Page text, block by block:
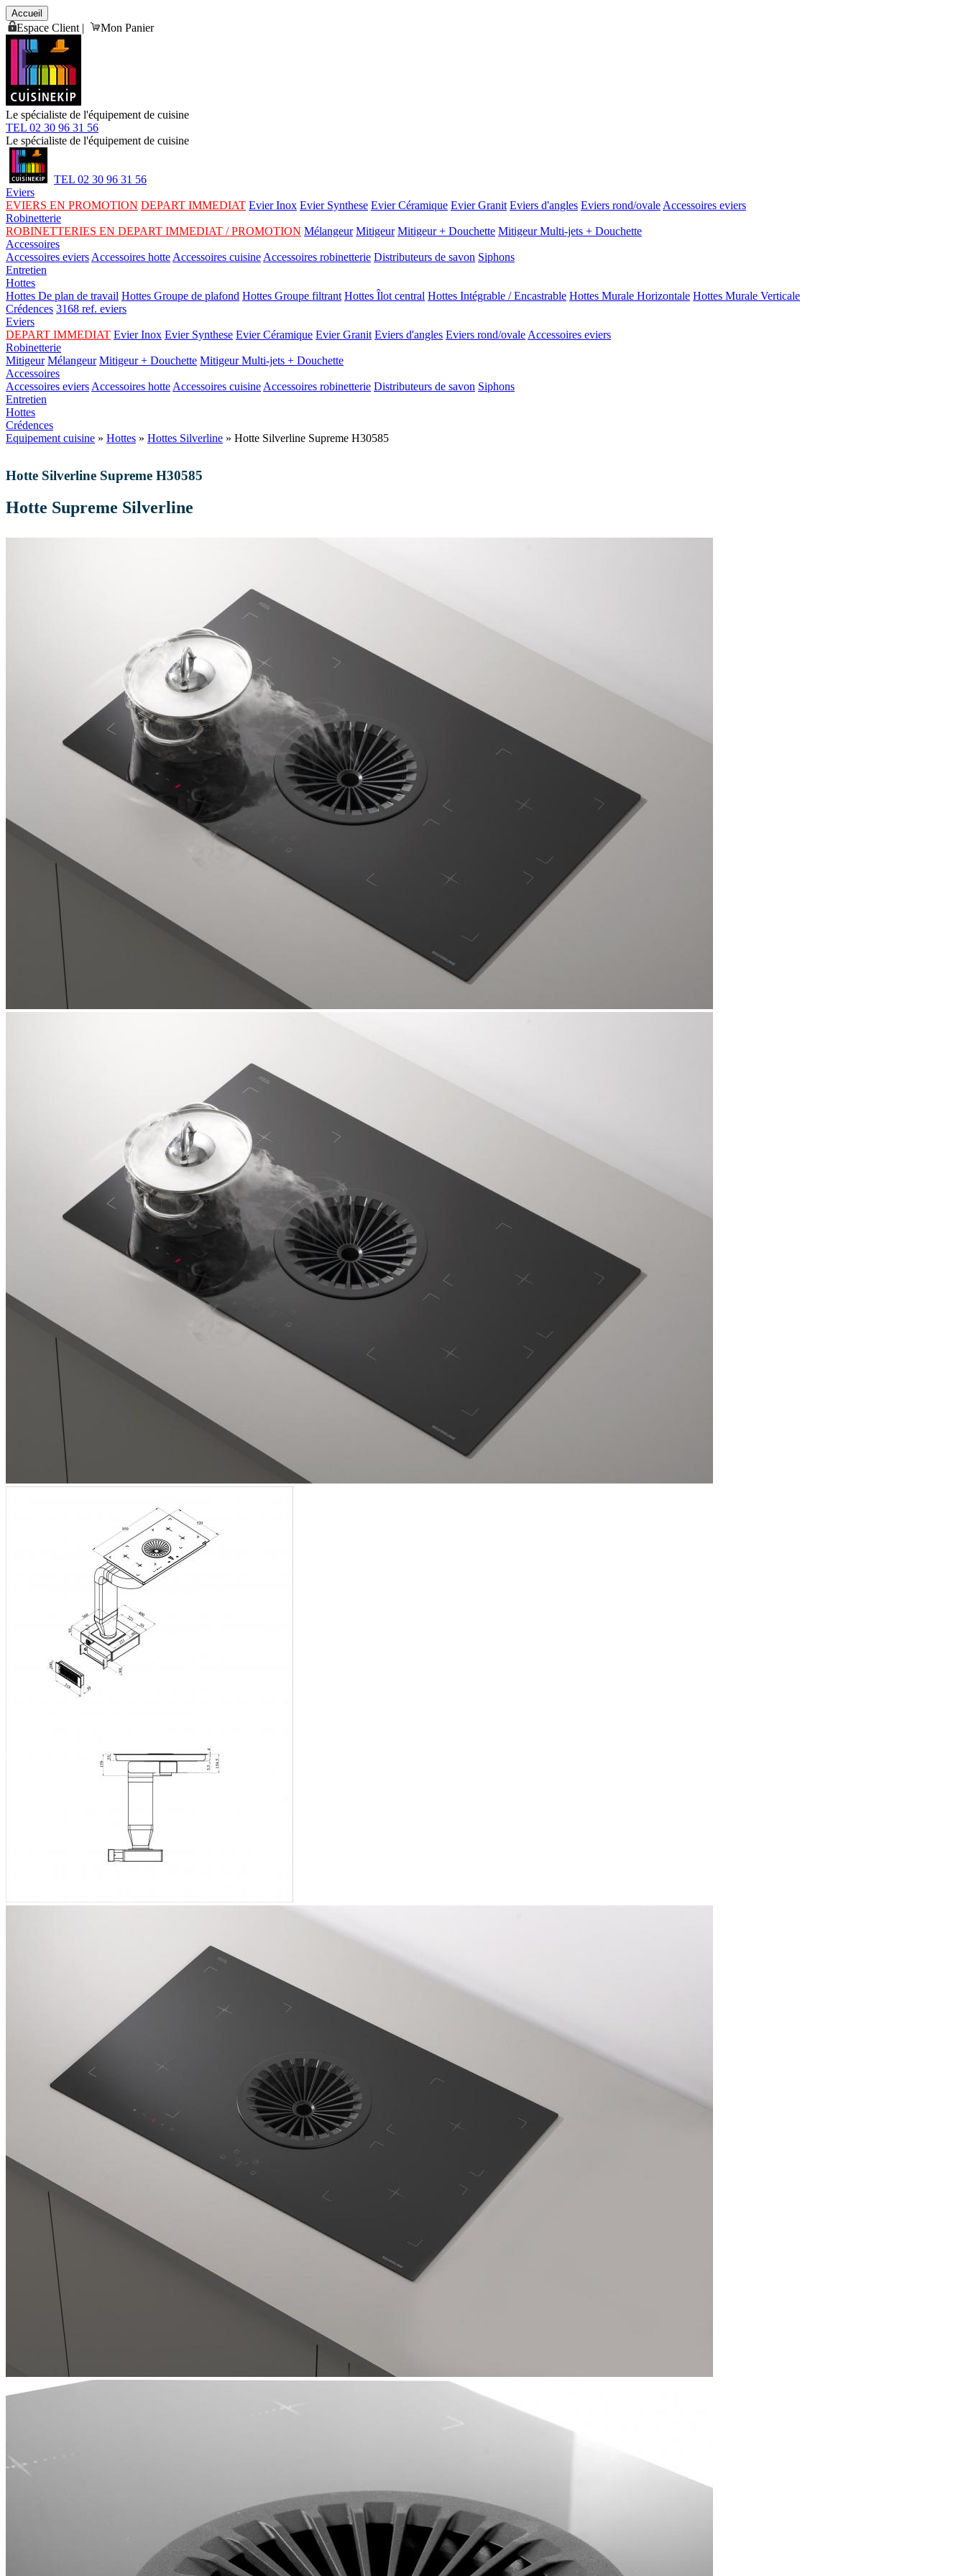
Accueil
Espace Client | Mon Panier
Le spécialiste de l'équipement de cuisine
TEL 02 30 96 31 56
Le spécialiste de l'équipement de cuisine
TEL 02 30 96 31 56
Eviers
EVIERS EN PROMOTION DEPART IMMEDIAT Evier Inox Evier Synthese Evier Céramique Evier Granit Eviers d'angles Eviers rond/ovale Accessoires eviers
Robinetterie
ROBINETTERIES EN DEPART IMMEDIAT / PROMOTION Mélangeur Mitigeur Mitigeur + Douchette Mitigeur Multi-jets + Douchette
Accessoires
Accessoires eviers Accessoires hotte Accessoires cuisine Accessoires robinetterie Distributeurs de savon Siphons
Entretien
Hottes
Hottes De plan de travail Hottes Groupe de plafond Hottes Groupe filtrant Hottes Îlot central Hottes Intégrable / Encastrable Hottes Murale Horizontale Hottes Murale Verticale
Crédences 3168 ref. eviers
Eviers
DEPART IMMEDIAT Evier Inox Evier Synthese Evier Céramique Evier Granit Eviers d'angles Eviers rond/ovale Accessoires eviers
Robinetterie
Mitigeur Mélangeur Mitigeur + Douchette Mitigeur Multi-jets + Douchette
Accessoires
Accessoires eviers Accessoires hotte Accessoires cuisine Accessoires robinetterie Distributeurs de savon Siphons
Entretien
Hottes
Crédences
Equipement cuisine » Hottes » Hottes Silverline » Hotte Silverline Supreme H30585
Hotte Silverline Supreme H30585
Hotte Supreme Silverline